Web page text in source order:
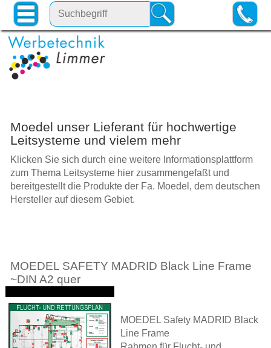
Moedel unser Lieferant für hochwertige
Leitsysteme und vielem mehr
Klicken Sie sich durch eine weitere Informationsplattform
zum Thema Leitsysteme hier zusammengefaßt und
bereitgestellt die Produkte der Fa. Moedel, dem deutschen
Hersteller auf diesem Gebiet.
MOEDEL SAFETY MADRID Black Line Frame
~DIN A2 quer
MOEDEL Safety MADRID Black
Line Frame